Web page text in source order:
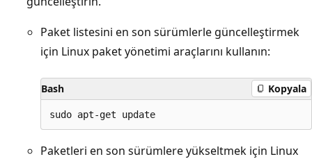
Paket listesini en son sürümlerle güncelleştirmek
için Linux paket yönetimi araçlarını kullanın:
Bash Kopyala
Paketleri en son sürümlere yükseltmek için Linux